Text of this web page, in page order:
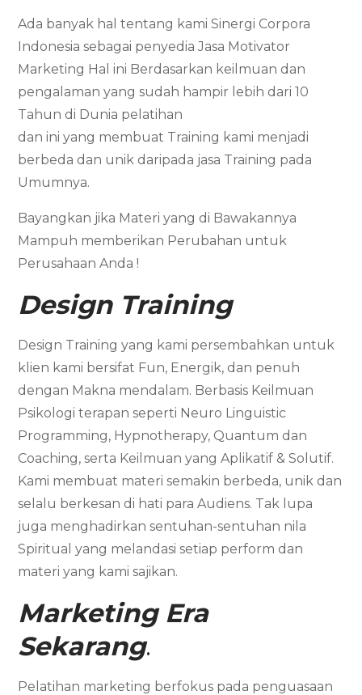
Ada banyak hal tentang kami Sinergi Corpora
Indonesia sebagai penyedia Jasa Motivator
Marketing Hal ini Berdasarkan keilmuan dan
pengalaman yang sudah hampir lebih dari 10
Tahun di Dunia pelatihan
dan ini yang membuat Training kami menjadi
berbeda dan unik daripada jasa Training pada
Umumnya.
Bayangkan jika Materi yang di Bawakannya
Mampuh memberikan Perubahan untuk
Perusahaan Anda !
Design Training
Design Training yang kami persembahkan untuk
klien kami bersifat Fun, Energik, dan penuh
dengan Makna mendalam. Berbasis Keilmuan
Psikologi terapan seperti Neuro Linguistic
Programming, Hypnotherapy, Quantum dan
Coaching, serta Keilmuan yang Aplikatif & Solutif.
Kami membuat materi semakin berbeda, unik dan
selalu berkesan di hati para Audiens. Tak lupa
juga menghadirkan sentuhan-sentuhan nila
Spiritual yang melandasi setiap perform dan
materi yang kami sajikan.
Marketing Era
Sekarang.
Pelatihan marketing berfokus pada penguasaan